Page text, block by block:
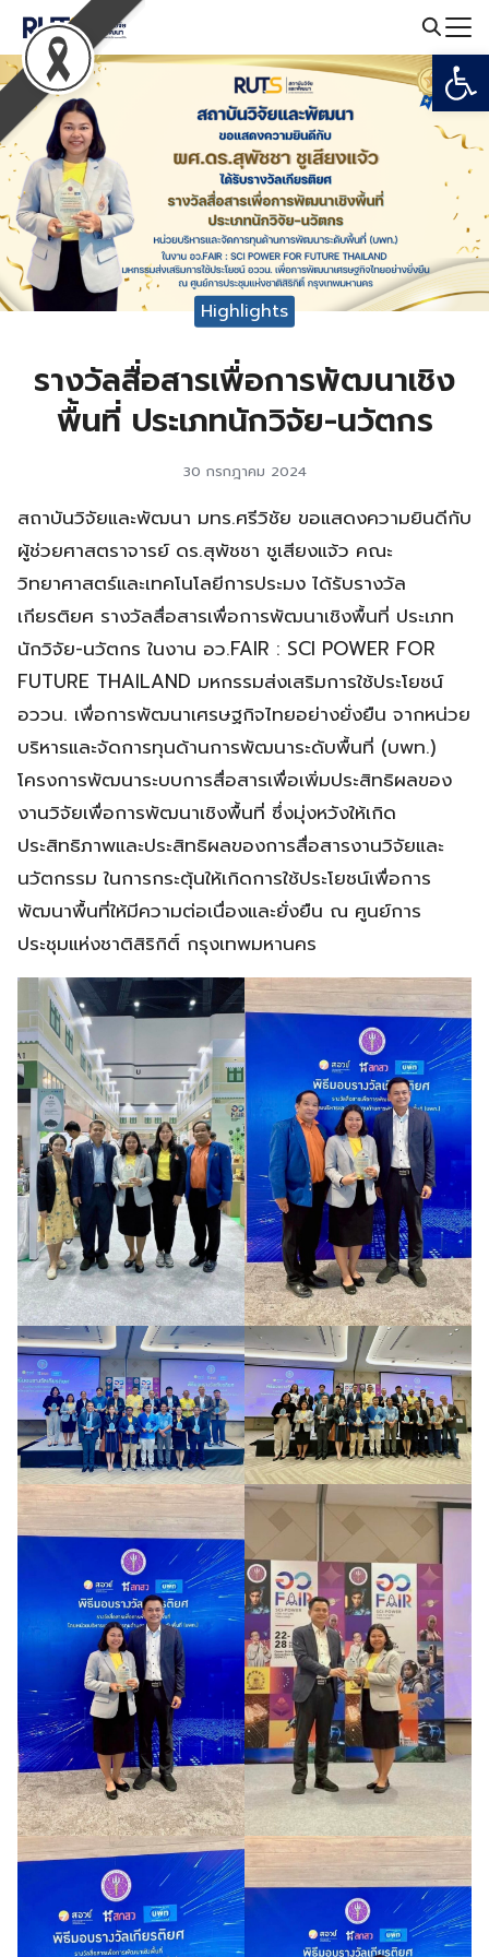
Skip
content
Search
for:
Highlights
รางวัลสื่อสารเพื่อการพัฒนาเชิง
พื้นที่ ประเภทนักวิจัย-นวัตกร
30 กรกฎาคม 2024
สถาบันวิจัยและพัฒนา มทร.ศรีวิชัย ขอแสดงความยินดีกับ
ผู้ช่วยศาสตราจารย์ ดร.สุพัชชา ชูเสียงแจ้ว คณะ
วิทยาศาสตร์และเทคโนโลยีการประมง ได้รับรางวัล
เกียรติยศ รางวัลสื่อสารเพื่อการพัฒนาเชิงพื้นที่ ประเภท
นักวิจัย-นวัตกร ในงาน อว.FAIR : SCI POWER FOR
FUTURE THAILAND มหกรรมส่งเสริมการใช้ประโยชน์
อววน. เพื่อการพัฒนาเศรษฐกิจไทยอย่างยั่งยืน จากหน่วย
บริหารและจัดการทุนด้านการพัฒนาระดับพื้นที่ (บพท.)
โครงการพัฒนาระบบการสื่อสารเพื่อเพิ่มประสิทธิผลของ
งานวิจัยเพื่อการพัฒนาเชิงพื้นที่ ซึ่งมุ่งหวังให้เกิด
ประสิทธิภาพและประสิทธิผลของการสื่อสารงานวิจัยและ
นวัตกรรม ในการกระตุ้นให้เกิดการใช้ประโยชน์เพื่อการ
พัฒนาพื้นที่ให้มีความต่อเนื่องและยั่งยืน ณ ศูนย์การ
ประชุมแห่งชาติสิริกิติ์ กรุงเทพมหานคร